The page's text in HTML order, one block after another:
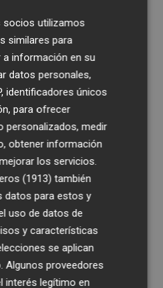
lanza un decálogo para
'pole position' en
actualidad de
en tu correo
socios utilizamos
similares para
a información en su
datos personales,
identificadores únicos
para ofrecer
personalizados, medir
obtener información
los servicios.
(1913) también
datos para estos y
uso de datos de
y características
se aplican
Algunos proveedores
interés legítimo en